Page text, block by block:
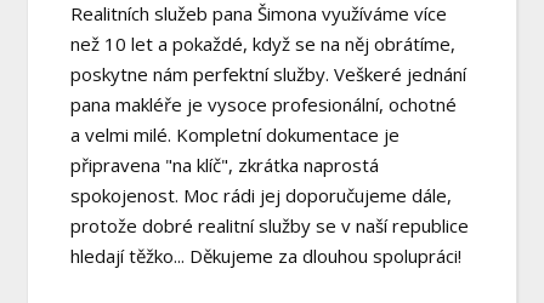
Realitních služeb pana Šimona využíváme více
než 10 let a pokaždé, když se na něj obrátíme,
poskytne nám perfektní služby. Veškeré jednání
pana makléře je vysoce profesionální, ochotné
a velmi milé. Kompletní dokumentace je
připravena "na klíč", zkrátka naprostá
spokojenost. Moc rádi jej doporučujeme dále,
protože dobré realitní služby se v naší republice
hledají těžko... Děkujeme za dlouhou spolupráci!